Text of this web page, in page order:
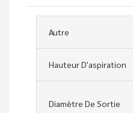
Autre
Hauteur D'aspiration
Diamètre De Sortie